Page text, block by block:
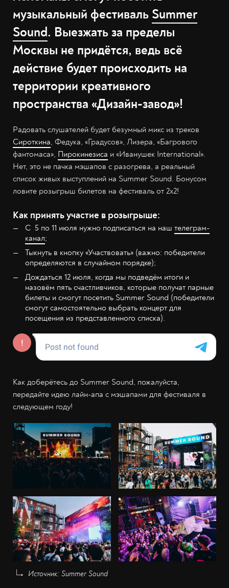
музыкальный фестиваль Summer
Sound. Выезжать за пределы
Москвы не придётся, ведь всё
действие будет происходить на
территории креативного
пространства «Дизайн-завод»!
Радовать слушателей будет безумный микс из треков
Сироткина, Федука, «Градусов», Лизера, «Багрового
фантомаса», Пирокинезиса и «Иванушек International».
Нет, это не пачка мэшапов с разогрева, а реальный
список живых выступлений на Summer Sound. Бонусом
ловите розыгрыш билетов на фестиваль от 2x2!
Как принять участие в розыгрыше:
С 5 по 11 июля нужно подписаться на наш телеграм-
канал;
Тыкнуть в кнопку «Участвовать» (важно: победители
определяются в случайном порядке);
Дождаться 12 июля, когда мы подведём итоги и
назовём пять счастливчиков, которые получат парные
билеты и смогут посетить Summer Sound (победители
смогут самостоятельно выбрать концерт для
посещения из представленного списка).
Как доберётесь до Summer Sound, пожалуйста,
передайте идею лайн-апа с мэшапами для фестиваля в
следующем году!
Источник: Summer Sound